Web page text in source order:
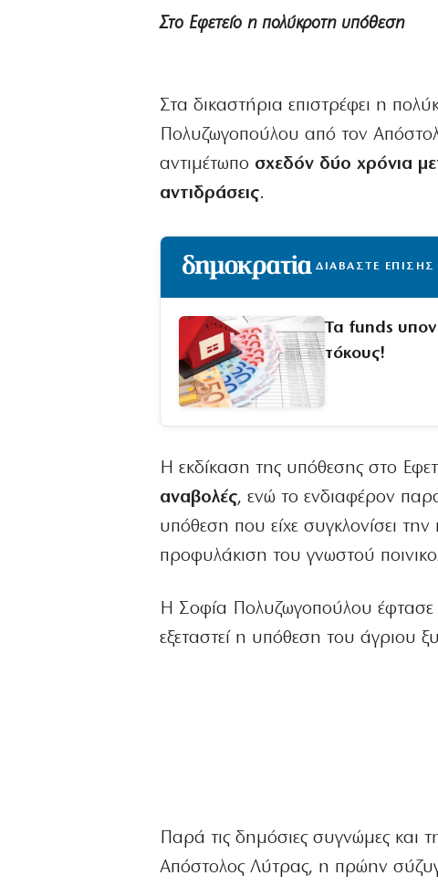
Στο Εφετείο η πολύκροτη υπόθεση
Στα δικαστήρια επιστρέφει η
Πολυζωγοπούλου από τον
αντιμέτωπο σχεδόν δύο χρόνια
αντιδράσεις.
ΔΙΑΒΑΣΤΕ ΕΠΙΣΗΣ
Τα funds
τόκους!
Η εκδίκαση της υπόθεσης στο
αναβολές, ενώ το ενδιαφέρον
υπόθεση που είχε συγκλονίσει
προφυλάκιση του γνωστού
Η Σοφία Πολυζωγοπούλου έφτασε
εξεταστεί η υπόθεση του άγριου
Παρά τις δημόσιες συγνώμες και
Απόστολος Λύτρας, η πρώην